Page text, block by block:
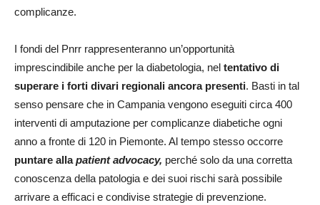
complicanze.
I fondi del Pnrr rappresenteranno un’opportunità
imprescindibile anche per la diabetologia, nel tentativo di
superare i forti divari regionali ancora presenti. Basti in tal
senso pensare che in Campania vengono eseguiti circa 400
interventi di amputazione per complicanze diabetiche ogni
anno a fronte di 120 in Piemonte. Al tempo stesso occorre
puntare allapatient advocacy, perché solo da una corretta
conoscenza della patologia e dei suoi rischi sarà possibile
arrivare a efficaci e condivise strategie di prevenzione.